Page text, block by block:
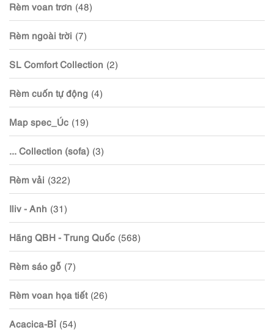
Rèm voan trơn (48)
Rèm ngoài trời (7)
SL Comfort Collection (2)
Rèm cuốn tự động (4)
Map spec_Úc (19)
... Collection (sofa) (3)
Rèm vải (322)
Iliv - Anh (31)
Hãng QBH - Trung Quốc (568)
Rèm sáo gỗ (7)
Rèm voan họa tiết (26)
Acacica-Bỉ (54)